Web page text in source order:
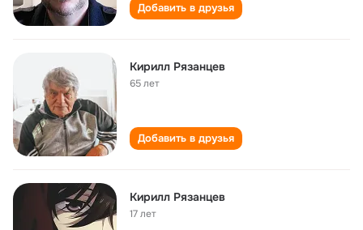
Добавить в друзья
Кирилл Рязанцев
65 лет
Добавить в друзья
Кирилл Рязанцев
17 лет